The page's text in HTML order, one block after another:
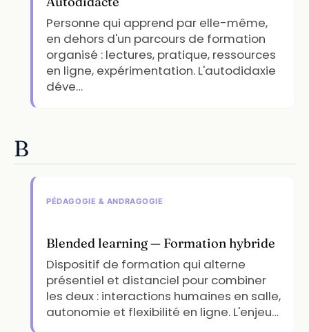
Personne qui apprend par elle-même,
en dehors d'un parcours de formation
organisé : lectures, pratique, ressources
en ligne, expérimentation. L'autodidaxie
déve…
B
PÉDAGOGIE & ANDRAGOGIE
Blended learning — Formation hybride
Dispositif de formation qui alterne
présentiel et distanciel pour combiner
les deux : interactions humaines en salle,
autonomie et flexibilité en ligne. L'enjeu…